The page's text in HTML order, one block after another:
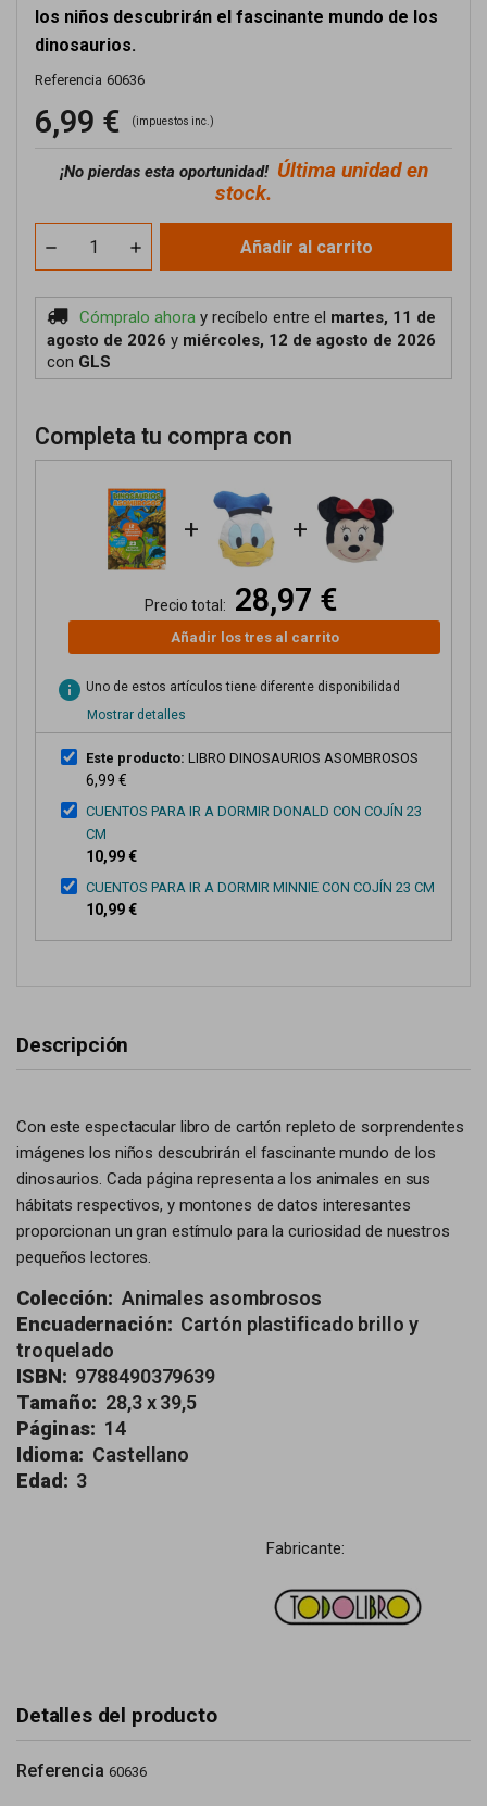
los niños descubrirán el fascinante mundo de los
dinosaurios.
Referencia 60636
6,99 € (impuestos inc.)
¡No pierdas esta oportunidad! Última unidad en
stock.
Añadir al carrito
Cómpralo ahora y recíbelo entre el martes, 11 de
agosto de 2026 y miércoles, 12 de agosto de 2026
con GLS
Completa tu compra con
+ +
Precio total: 28,97 €
Añadir los tres al carrito
info Uno de estos artículos tiene diferente disponibilidad
Mostrar detalles
Este producto: LIBRO DINOSAURIOS ASOMBROSOS
6,99 €
CUENTOS PARA IR A DORMIR DONALD CON COJÍN 23
CM
10,99 €
CUENTOS PARA IR A DORMIR MINNIE CON COJÍN 23 CM
10,99 €
Descripción
Con este espectacular libro de cartón repleto de sorprendentes
imágenes los niños descubrirán el fascinante mundo de los
dinosaurios. Cada página representa a los animales en sus
hábitats respectivos, y montones de datos interesantes
proporcionan un gran estímulo para la curiosidad de nuestros
pequeños lectores.
Colección: Animales asombrosos
Encuadernación: Cartón plastificado brillo y
troquelado
ISBN: 9788490379639
Tamaño: 28,3 x 39,5
Páginas: 14
Idioma: Castellano
Edad: 3
Fabricante:
Detalles del producto
Referencia 60636